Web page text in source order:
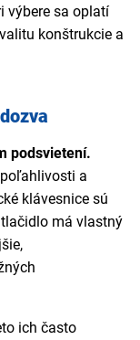
výbere sa oplatí
konštrukcie a
podsvietení.
a
klávesnice sú
má vlastný
ich často